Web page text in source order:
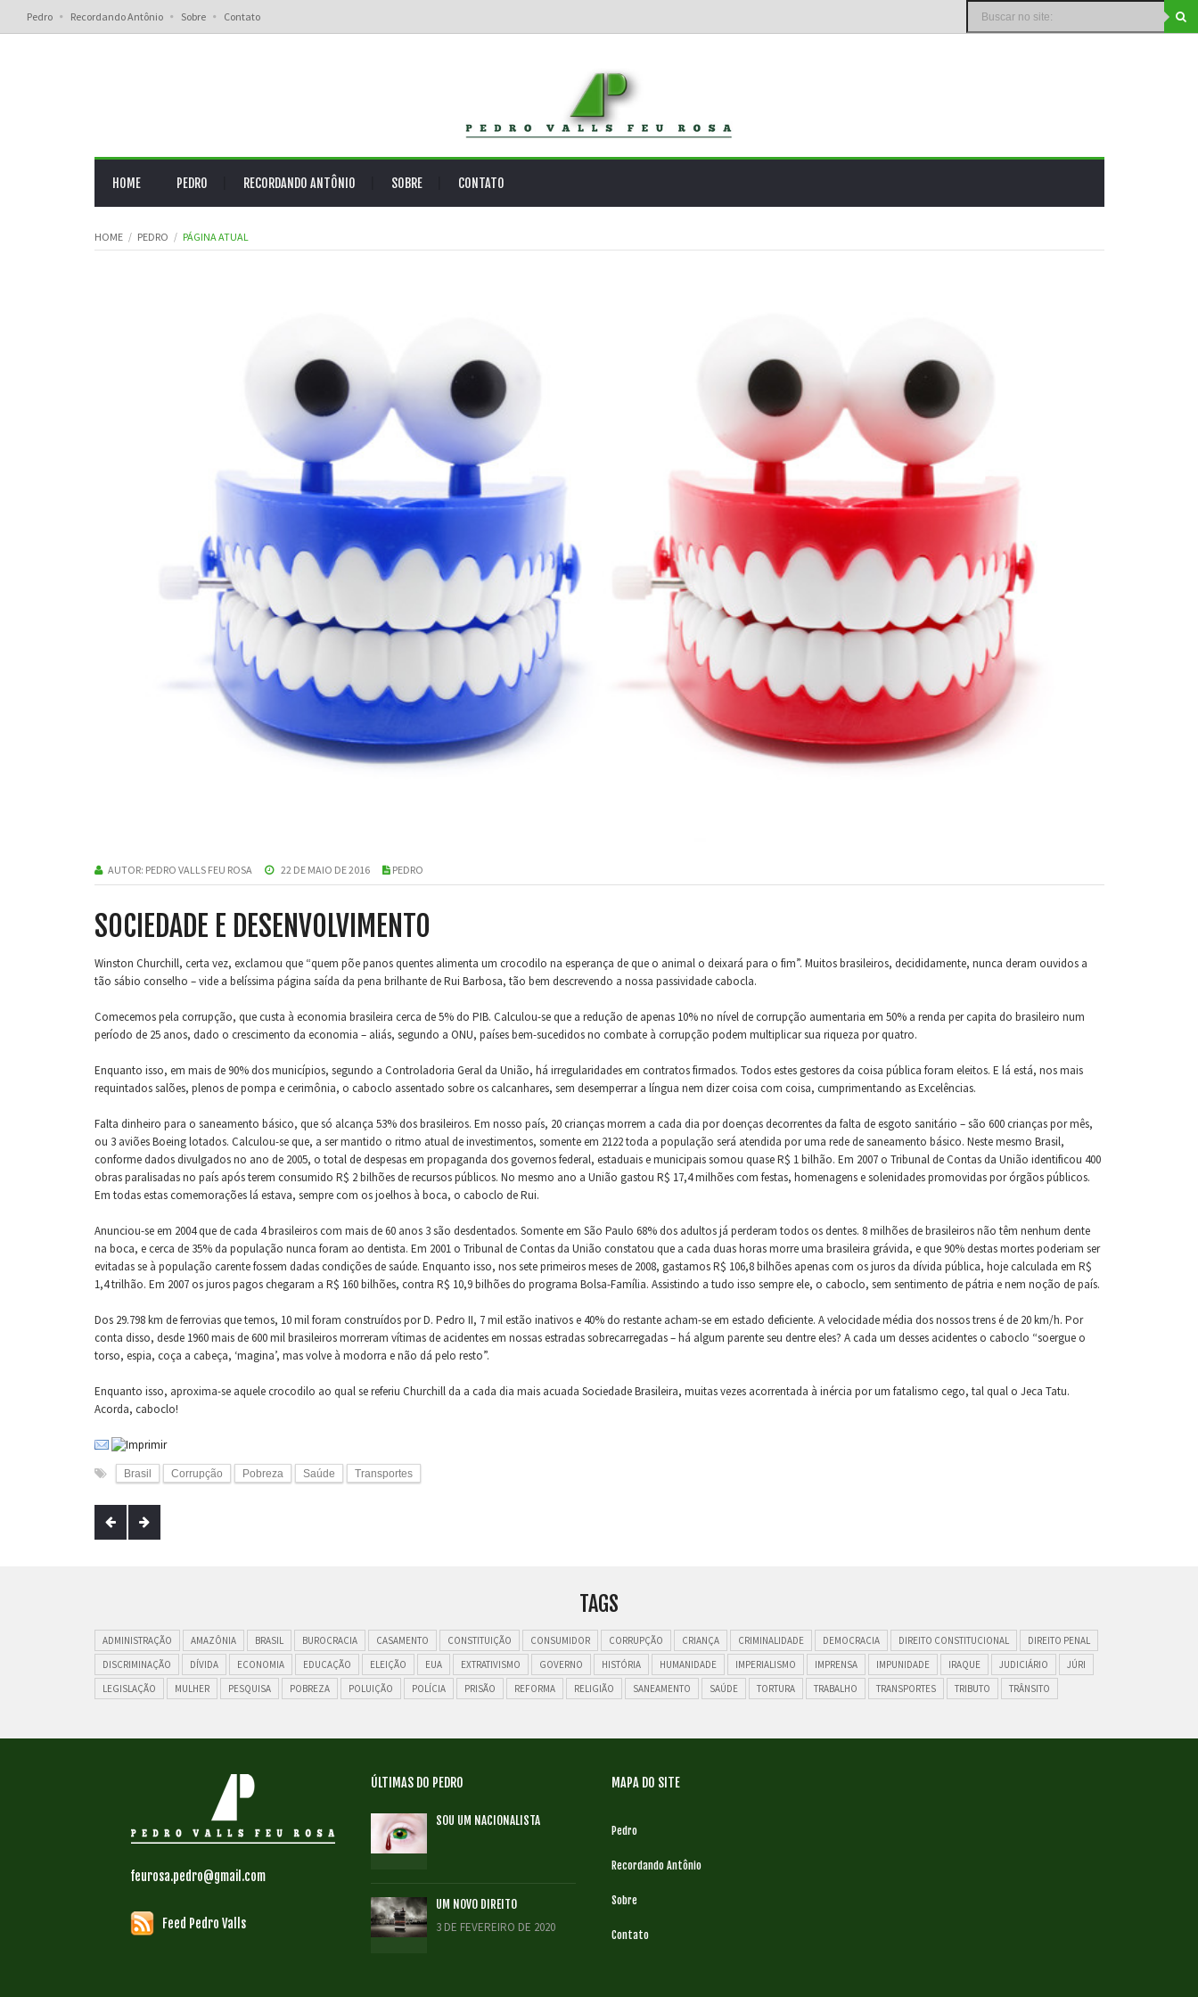
Pedro Recordando Antônio Sobre Contato
HOME PEDRO RECORDANDO ANTÔNIO SOBRE CONTATO
HOME PEDRO PÁGINA ATUAL
AUTOR: PEDRO VALLS FEU ROSA 22 DE MAIO DE 2016 PEDRO
SOCIEDADE E DESENVOLVIMENTO
Winston Churchill, certa vez, exclamou que “quem põe panos quentes alimenta um crocodilo na esperança de que o animal o deixará para o fim”. Muitos brasileiros, decididamente, nunca deram ouvidos a
tão sábio conselho – vide a belíssima página saída da pena brilhante de Rui Barbosa, tão bem descrevendo a nossa passividade cabocla.
Comecemos pela corrupção, que custa à economia brasileira cerca de 5% do PIB. Calculou-se que a redução de apenas 10% no nível de corrupção aumentaria em 50% a renda per capita do brasileiro num
período de 25 anos, dado o crescimento da economia – aliás, segundo a ONU, países bem-sucedidos no combate à corrupção podem multiplicar sua riqueza por quatro.
Enquanto isso, em mais de 90% dos municípios, segundo a Controladoria Geral da União, há irregularidades em contratos firmados. Todos estes gestores da coisa pública foram eleitos. E lá está, nos mais
requintados salões, plenos de pompa e cerimônia, o caboclo assentado sobre os calcanhares, sem desemperrar a língua nem dizer coisa com coisa, cumprimentando as Excelências.
Falta dinheiro para o saneamento básico, que só alcança 53% dos brasileiros. Em nosso país, 20 crianças morrem a cada dia por doenças decorrentes da falta de esgoto sanitário – são 600 crianças por mês,
ou 3 aviões Boeing lotados. Calculou-se que, a ser mantido o ritmo atual de investimentos, somente em 2122 toda a população será atendida por uma rede de saneamento básico. Neste mesmo Brasil,
conforme dados divulgados no ano de 2005, o total de despesas em propaganda dos governos federal, estaduais e municipais somou quase R$ 1 bilhão. Em 2007 o Tribunal de Contas da União identificou 400
obras paralisadas no país após terem consumido R$ 2 bilhões de recursos públicos. No mesmo ano a União gastou R$ 17,4 milhões com festas, homenagens e solenidades promovidas por órgãos públicos.
Em todas estas comemorações lá estava, sempre com os joelhos à boca, o caboclo de Rui.
Anunciou-se em 2004 que de cada 4 brasileiros com mais de 60 anos 3 são desdentados. Somente em São Paulo 68% dos adultos já perderam todos os dentes. 8 milhões de brasileiros não têm nenhum dente
na boca, e cerca de 35% da população nunca foram ao dentista. Em 2001 o Tribunal de Contas da União constatou que a cada duas horas morre uma brasileira grávida, e que 90% destas mortes poderiam ser
evitadas se à população carente fossem dadas condições de saúde. Enquanto isso, nos sete primeiros meses de 2008, gastamos R$ 106,8 bilhões apenas com os juros da dívida pública, hoje calculada em R$
1,4 trilhão. Em 2007 os juros pagos chegaram a R$ 160 bilhões, contra R$ 10,9 bilhões do programa Bolsa-Família. Assistindo a tudo isso sempre ele, o caboclo, sem sentimento de pátria e nem noção de país.
Dos 29.798 km de ferrovias que temos, 10 mil foram construídos por D. Pedro II, 7 mil estão inativos e 40% do restante acham-se em estado deficiente. A velocidade média dos nossos trens é de 20 km/h. Por
conta disso, desde 1960 mais de 600 mil brasileiros morreram vítimas de acidentes em nossas estradas sobrecarregadas – há algum parente seu dentre eles? A cada um desses acidentes o caboclo “soergue o
torso, espia, coça a cabeça, ‘magina’, mas volve à modorra e não dá pelo resto”.
Enquanto isso, aproxima-se aquele crocodilo ao qual se referiu Churchill da a cada dia mais acuada Sociedade Brasileira, muitas vezes acorrentada à inércia por um fatalismo cego, tal qual o Jeca Tatu.
Acorda, caboclo!
Brasil Corrupção Pobreza Saúde Transportes
TAGS
ADMINISTRAÇÃO AMAZÔNIA BRASIL BUROCRACIA CASAMENTO CONSTITUIÇÃO CONSUMIDOR CORRUPÇÃO CRIANÇA CRIMINALIDADE DEMOCRACIA DIREITO CONSTITUCIONAL
DIREITO PENAL
DISCRIMINAÇÃO
DÍVIDA ECONOMIA EDUCAÇÃO ELEIÇÃO EUA EXTRATIVISMO GOVERNO HISTÓRIA HUMANIDADE IMPERIALISMO IMPRENSA IMPUNIDADE IRAQUE JUDICIÁRIO
JÚRI
LEGISLAÇÃO
MULHER PESQUISA POBREZA POLUIÇÃO POLÍCIA PRISÃO REFORMA RELIGIÃO SANEAMENTO SAÚDE TORTURA TRABALHO TRANSPORTES TRIBUTO TRÂNSITO
feurosa.pedro@gmail.com
Feed Pedro Valls
ÚLTIMAS DO PEDRO
SOU UM NACIONALISTA
UM NOVO DIREITO
3 DE FEVEREIRO DE 2020
MAPA DO SITE
Pedro
Recordando Antônio
Sobre
Contato